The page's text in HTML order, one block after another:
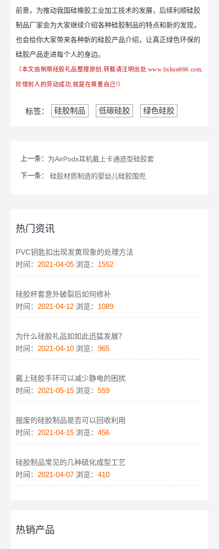
前景，为推动我国硅橡胶工业加工技术的发展，后续利顺硅胶
制品厂家会为大家继续介绍各种硅胶制品的特点和新的发现，
也会给你大家带来各种新的硅胶产品介绍，让真正绿色环保的
硅胶产品走进每个人的身边。
（本文由俐顺硅胶礼品整理原创,转载请注明出处:www.lishun666.com
珍惜别人的劳动成功,就是在尊重自己!）
标签： 硅胶制品 低碳硅胶 绿色硅胶
上一条： 为AirPods耳机戴上卡通造型硅胶套
下一条：硅胶材质制造的婴幼儿硅胶围兜
热门资讯
PVC钥匙扣出现发黄现象的处理方法
时间： 2021-04-05 浏览： 1552
硅胶杯套意外破裂后如何修补
时间： 2021-04-12 浏览： 1089
为什么硅胶礼品如如此迅猛发展？
时间： 2021-04-10 浏览：965
戴上硅胶手环可以减少静电的困扰
时间： 2021-05-15 浏览：559
报废的硅胶制品是否可以回收利用
时间： 2021-04-15 浏览：456
硅胶制品常见的几种硫化成型工艺
时间： 2021-04-07 浏览：410
热销产品